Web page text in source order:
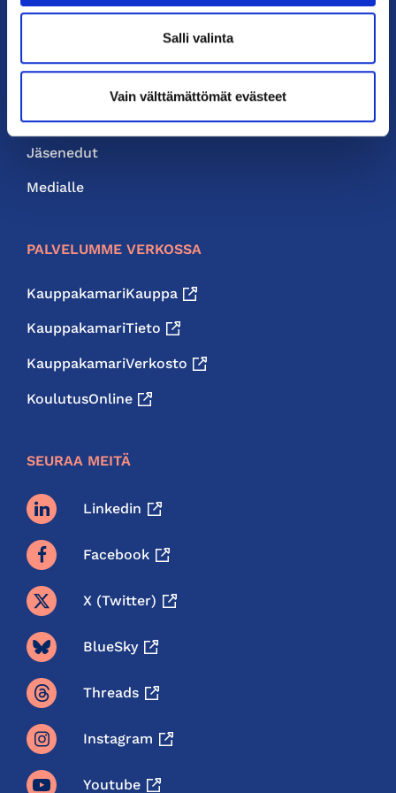
Salli valinta
Vain välttämättömät evästeet
Neuvonta ja palvelut
Jäsenedut
Medialle
PALVELUMME VERKOSSA
KauppakamariKauppa
KauppakamariTieto
KauppakamariVerkosto
KoulutusOnline
SEURAA MEITÄ
Linkedin
Facebook
X (twitter)
BlueSky
Threads
Instagram
Youtube